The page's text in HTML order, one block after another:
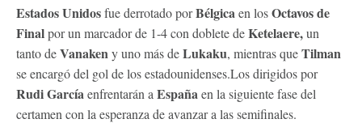
Estados Unidosfue derrotado porBélgicaen losOctavos de
Finalpor un marcador de 1-4 con doblete deKetelaere,un
tanto deVanakeny uno más deLukaku, mientras queTilman
se encargó del gol de los estadounidenses.Los dirigidos por
Rudi Garcíaenfrentarán aEspañaen la siguiente fase del
certamen con la esperanza de avanzar a las semifinales.